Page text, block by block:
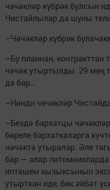
чәчәкләр күбрәк булсын
Чистайлылар да шуны
–Чәчәкләр күбрәк
–Бу планнан, контракттан
чәчәк утыртылды. 29 мең
да бар…
–Нинди чәчәкләр
–Бездә бархатцы
бөреле бархаткаларга
чәчәктә утыралар. Әле
бар — алар
иптәшем кызыксынып
утырткан иде, бик әйбәт